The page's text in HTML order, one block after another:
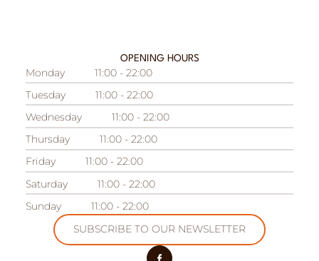
OPENING HOURS
Monday
11:00 - 22:00
Tuesday
11:00 - 22:00
Wednesday
11:00 - 22:00
Thursday
11:00 - 22:00
Friday
11:00 - 22:00
Saturday
11:00 - 22:00
Sunday
11:00 - 22:00
SUBSCRIBE TO OUR NEWSLETTER